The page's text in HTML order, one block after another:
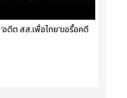
อดีต สส.เพื่อไทย’ขอรื้อคดี